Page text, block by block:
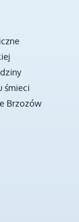
śmieci
Brzozów